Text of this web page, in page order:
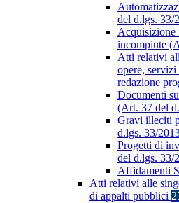
del d.lgs. 33/
Acquisizione
incompiute
Atti relativi
opere,
redazione
Documenti
(Art. 37 del
Gravi illeciti
d.lgs. 33/
Progetti di
del d.lgs. 33/
Affidamenti
Atti relativi alle
di appalti pubblici